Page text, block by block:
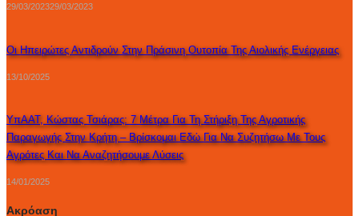
29/03/202329/03/2023
Οι Ηπειρώτες Αντιδρούν Στην Πράσινη Ουτοπία Της Αιολικής Ενέργειας
13/10/2025
ΥπΑΑΤ, Κώστας Τσιάρας: 7 Μέτρα Για Τη Στήριξη Της Αγροτικής
Παραγωγής Στην Κρήτη – Βρίσκομαι Εδώ Για Να Συζητήσω Με Τους
Αγρότες Και Να Αναζητήσουμε Λύσεις
14/01/2025
Ακρόαση